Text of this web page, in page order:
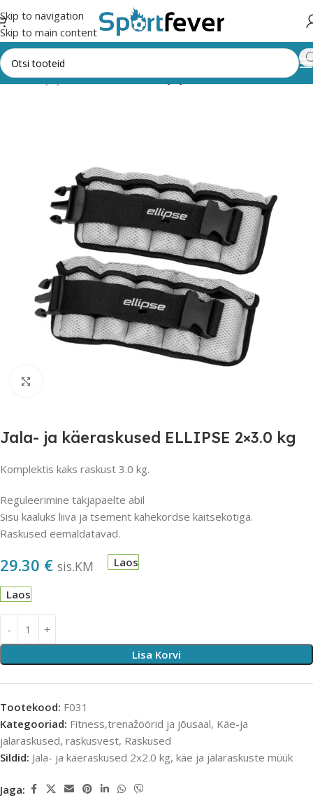
Skip to navigation
Skip to main content
ja jõusaal Raskused Käe-ja jalaraskused, raskusvest
Jala- ja käeraskused ELLIPSE 2×3.0 kg
Komplektis kaks raskust 3.0 kg.
Reguleerimine takjapaelte abil
Sisu kaaluks liiva ja tsement kahekordse kaitsekotiga.
Raskused eemaldatavad.
29.30 € sis.KM Laos
Laos
Lisa Korvi
Tootekood: F031
Kategooriad: Fitness,trenažöörid ja jõusaal, Käe-ja
jalaraskused, raskusvest, Raskused
Sildid: Jala- ja käeraskused 2x2.0 kg, käe ja jalaraskuste müük
Jaga: